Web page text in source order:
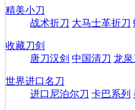
精美小刀
战术折刀 大马士革折刀
收藏刀剑
唐刀汉剑 中国清刀 龙泉
世界进口名刀
进口尼泊尔刀 卡巴系列